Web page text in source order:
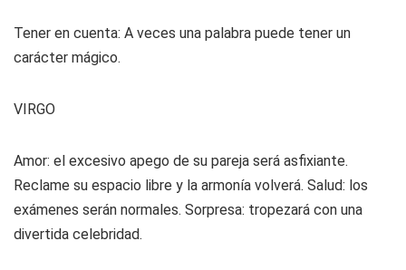
Tener en cuenta: A veces una palabra puede tener un
carácter mágico.
VIRGO
Amor: el excesivo apego de su pareja será asfixiante.
Reclame su espacio libre y la armonía volverá. Salud: los
exámenes serán normales. Sorpresa: tropezará con una
divertida celebridad.